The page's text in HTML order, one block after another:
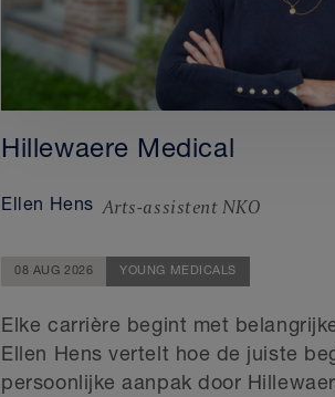
Hillewaere Medical
Ellen Hens Arts-assistent NKO
08 AUG 2026 YOUNG MEDICALS
Elke carrière begint met
Ellen Hens vertelt hoe de juiste
persoonlijke aanpak door